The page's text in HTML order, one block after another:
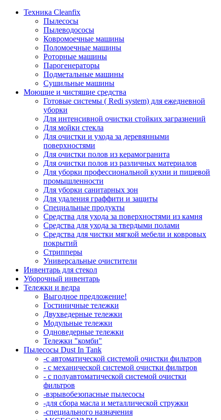
Техника Cleanfix
Пылесосы
Пылеводососы
Ковромоечные машины
Поломоечные машины
Роторные машины
Парогенераторы
Подметальные машины
Сушильные машины
Моющие и чистящие средства
Готовые системы ( Redi system) для ежедневной
уборки
Для интенсивной очистки стойких загразнений
Для мойки стекла
Для очистки и ухода за деревянными
поверхностями
Для очистки полов из керамогранита
Для очистки полов из различных материалов
Для уборки профессиональной кухни и пищевой
промышленности
Для уборки санитарных зон
Для удаления граффити и защиты
Специальные продукты
Средства для ухода за поверхностями из камня
Средства для ухода за твердыми полами
Средства для чистки мягкой мебели и ковровых
покрытий
Стрипперы
Универсальные очистители
Инвентарь для стекол
Уборочный инвентарь
Тележки и ведра
Выгодное предложение!
Гостиничные тележки
Двухведерные тележки
Модульные тележки
Одноведерные тележки
Тележки "комби"
Пылесосы Dust In Tank
-с автоматической системой очистки фильтров
- с механической системой очистки фильтров
- с полуавтоматической системой очистки
фильтров
-взрывобезопасные пылесосы
-для сбора масла и металлической стружки
-специального назначения